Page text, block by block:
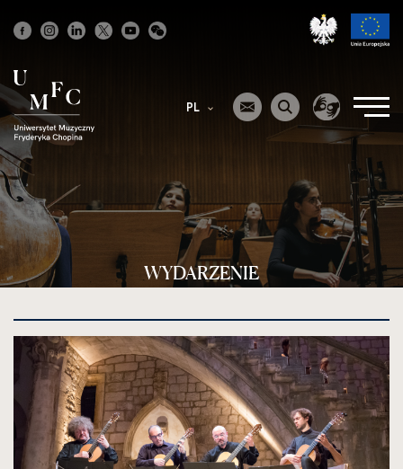
PL
WYDARZENIE